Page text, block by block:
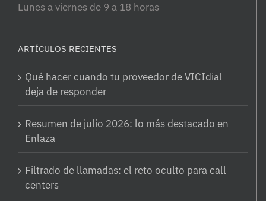
Lunes a viernes de 9 a 18 horas
ARTÍCULOS RECIENTES
Qué hacer cuando tu proveedor de VICIdial
deja de responder
Resumen de julio 2026: lo más destacado en
Enlaza
Filtrado de llamadas: el reto oculto para call
centers